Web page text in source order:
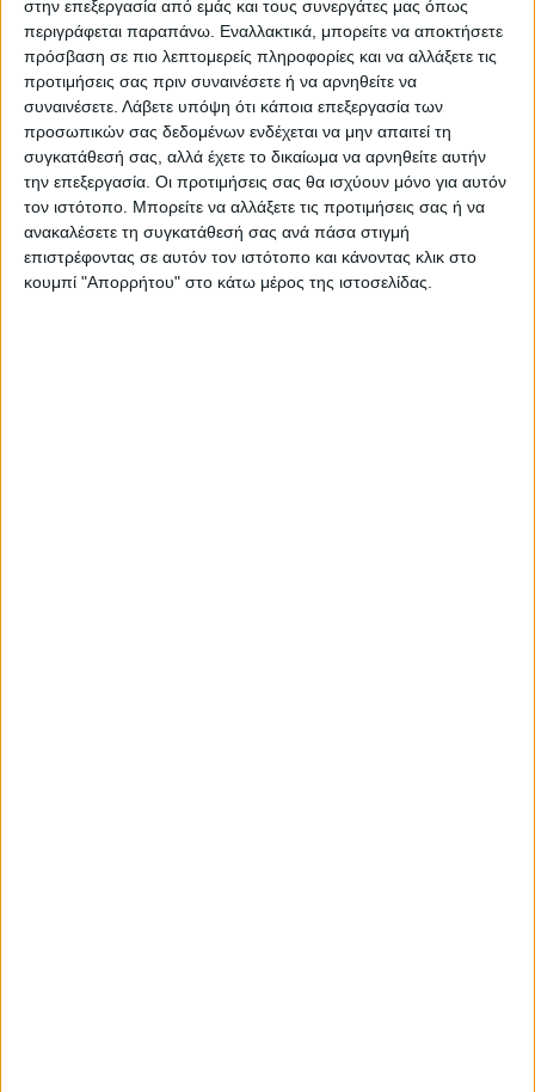
στην επεξεργασία από εμάς και τους συνεργάτες μας όπως
περιγράφεται παραπάνω. Εναλλακτικά, μπορείτε να αποκτήσετε
πρόσβαση σε πιο λεπτομερείς πληροφορίες και να αλλάξετε τις
προτιμήσεις σας πριν συναινέσετε ή να αρνηθείτε να
συναινέσετε. Λάβετε υπόψη ότι κάποια επεξεργασία των
προσωπικών σας δεδομένων ενδέχεται να μην απαιτεί τη
συγκατάθεσή σας, αλλά έχετε το δικαίωμα να αρνηθείτε αυτήν
την επεξεργασία. Οι προτιμήσεις σας θα ισχύουν μόνο για αυτόν
τον ιστότοπο. Μπορείτε να αλλάξετε τις προτιμήσεις σας ή να
ανακαλέσετε τη συγκατάθεσή σας ανά πάσα στιγμή
επιστρέφοντας σε αυτόν τον ιστότοπο και κάνοντας κλικ στο
κουμπί "Απορρήτου" στο κάτω μέρος της ιστοσελίδας.
Αναλυτικά η ανακοίνωση του Γενικού
Συμβουλίου της ΑΔΕΔΥ από τη συνεδρίαση
της Τρίτης είναι η εξής: «Καλούμε τις
Ομοσπονδίες, τα Ν.Τ. της Α.Δ.Ε.Δ.Υ., τα
Πρωτοβάθμια Σωματεία και όλους τους
εργαζόμενους να δώσουν τη μάχη για την
επιτυχία της απεργίας, έτσι ώστε να μην
υπάρξει καμιά συγκάλυψη στο έγκλημα, στις
αιτίες και τους αυτουργούς και να αποδοθεί
ΔΙΚΑΙΟΣΥΝΗ».